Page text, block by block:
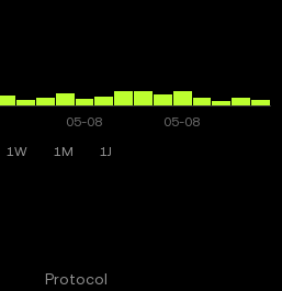
1W 1M 1J
Protocol